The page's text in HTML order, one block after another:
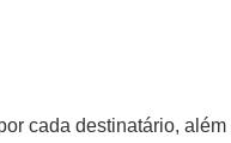
cada destinatário,